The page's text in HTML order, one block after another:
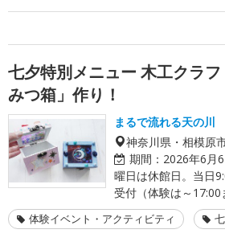
七夕特別メニュー 木工クラ
みつ箱」作り！
まるで流れる天の川
神奈川県・相模原
期間： 2026年6月
曜日は休館日。当日
受付（体験は～17:00
体験イベント・アクティビティ